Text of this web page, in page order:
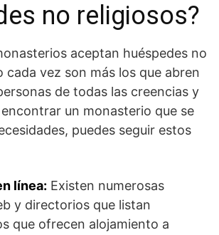
no religiosos?
aceptan huéspedes no
cada vez son más los que abren
de todas las creencias y
un monasterio que se
puedes seguir estos
línea: Existen numerosas
y directorios que listan
que ofrecen alojamiento a